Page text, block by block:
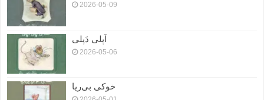
2026-05-09
اَپلی دَپلی
2026-05-06
خوکی بی‌ریا